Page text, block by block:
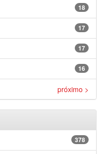
18
17
17
16
próximo >
378